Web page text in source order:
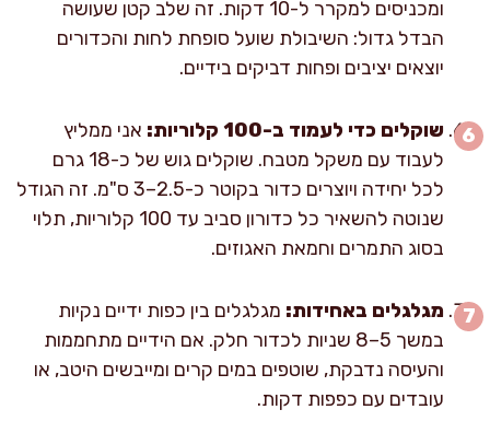
ומכניסים למקרר ל-10 דקות. זה שלב קטן שעושה
הבדל גדול: השיבולת שועל סופחת לחות והכדורים
יוצאים יציבים ופחות דביקים בידיים.
שוקלים כדי לעמוד ב-100 קלוריות:
אני ממליץ
לעבוד עם משקל מטבח. שוקלים גוש של כ-18 גרם
לכל יחידה ויוצרים כדור בקוטר כ-2.5–3 ס"מ. זה הגודל
שנוטה להשאיר כל כדורון סביב עד 100 קלוריות, תלוי
בסוג התמרים וחמאת האגוזים.
מגלגלים באחידות: מגלגלים בין כפות ידיים נקיות
במשך 5–8 שניות לכדור חלק. אם הידיים מתחממות
והעיסה נדבקת, שוטפים במים קרים ומייבשים היטב, או
עובדים עם כפפות דקות.